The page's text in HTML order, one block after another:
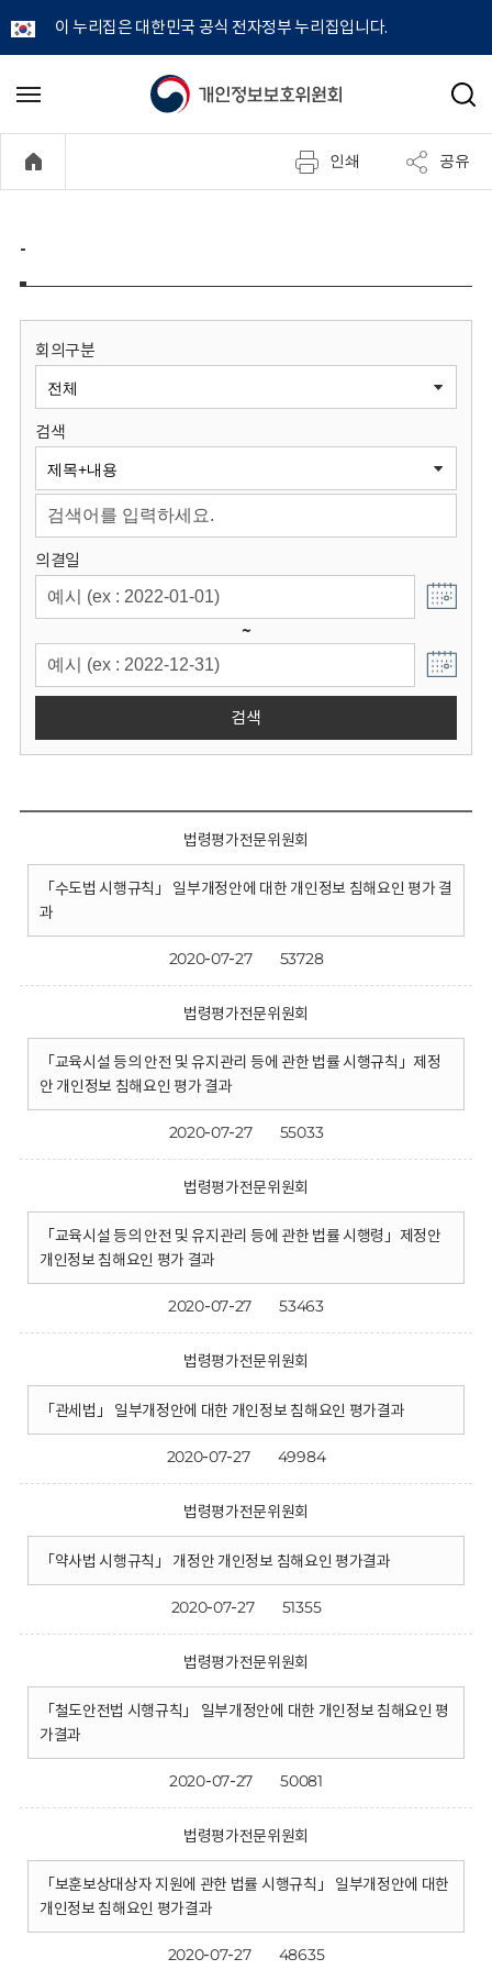
이 누리집은 대한민국 공식 전자정부 누리집입니다.
개
정
보
원
회
메
기
검
인쇄 공유
-
회의구분
검색
의결일
~
검색
법령평가전문위원회
「수도법 시행규칙」 일부개정안에 대한 개인정보 침해요인 평가 결
과
2020-07-27 53728
법령평가전문위원회
「교육시설 등의 안전 및 유지관리 등에 관한 법률 시행규칙」제정
안 개인정보 침해요인 평가 결과
2020-07-27 55033
법령평가전문위원회
「교육시설 등의 안전 및 유지관리 등에 관한 법률 시행령」제정안
개인정보 침해요인 평가 결과
2020-07-27 53463
법령평가전문위원회
「관세법」 일부개정안에 대한 개인정보 침해요인 평가결과
2020-07-27 49984
법령평가전문위원회
「약사법 시행규칙」 개정안 개인정보 침해요인 평가결과
2020-07-27 51355
법령평가전문위원회
「철도안전법 시행규칙」 일부개정안에 대한 개인정보 침해요인 평
가결과
2020-07-27 50081
법령평가전문위원회
「보훈보상대상자 지원에 관한 법률 시행규칙」 일부개정안에 대한
개인정보 침해요인 평가결과
2020-07-27 48635